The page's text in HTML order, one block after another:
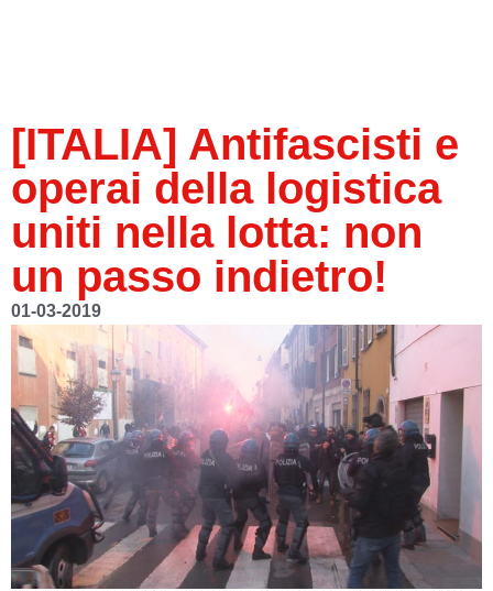
[ITALIA] Antifascisti e
operai della logistica
uniti nella lotta: non
un passo indietro!
01-03-2019